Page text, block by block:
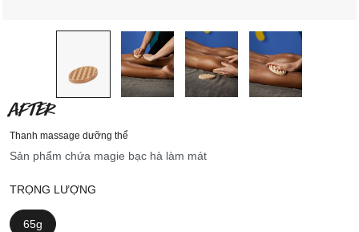
AFTER
Thanh massage dưỡng thể
Sản phẩm chứa magie bạc hà làm mát
TRỌNG LƯỢNG
65g